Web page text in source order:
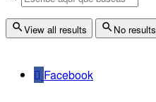
View all results No results
Facebook